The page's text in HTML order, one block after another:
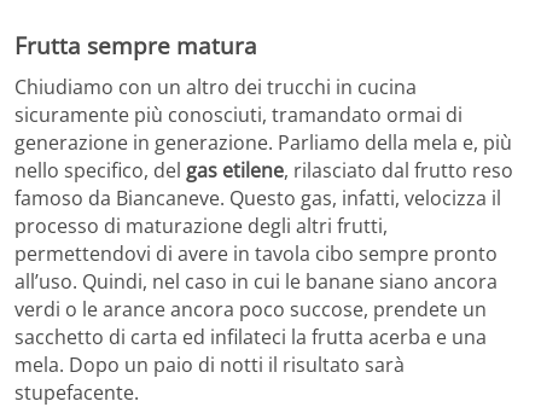
Frutta sempre matura
Chiudiamo con un altro dei trucchi in cucina
sicuramente più conosciuti, tramandato ormai di
generazione in generazione. Parliamo della mela e, più
nello specifico, del gas etilene, rilasciato dal frutto reso
famoso da Biancaneve. Questo gas, infatti, velocizza il
processo di maturazione degli altri frutti,
permettendovi di avere in tavola cibo sempre pronto
all’uso. Quindi, nel caso in cui le banane siano ancora
verdi o le arance ancora poco succose, prendete un
sacchetto di carta ed infilateci la frutta acerba e una
mela. Dopo un paio di notti il risultato sarà
stupefacente.